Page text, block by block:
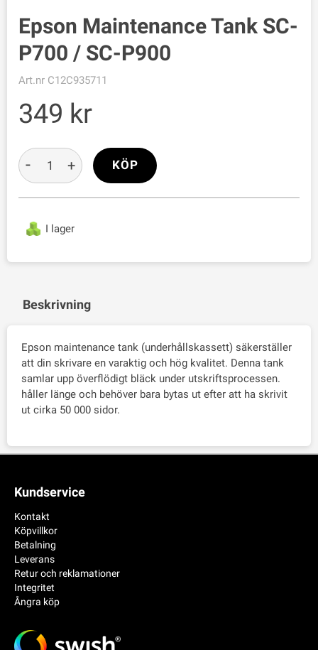
Epson Maintenance Tank SC-
P700 / SC-P900
Art.nr C12C935711
349
I lager
- + KÖP
Beskrivning
Epson maintenance tank (underhållskassett) säkerställer
att din skrivare en varaktig och hög kvalitet. Denna tank
samlar upp överflödigt bläck under utskriftsprocessen.
håller länge och behöver bara bytas ut efter att ha skrivit
ut cirka 50 000 sidor.
Kundservice
Kontakt
Köpvillkor
Betalning
Leverans
Retur och reklamationer
Integritet
Ångra köp